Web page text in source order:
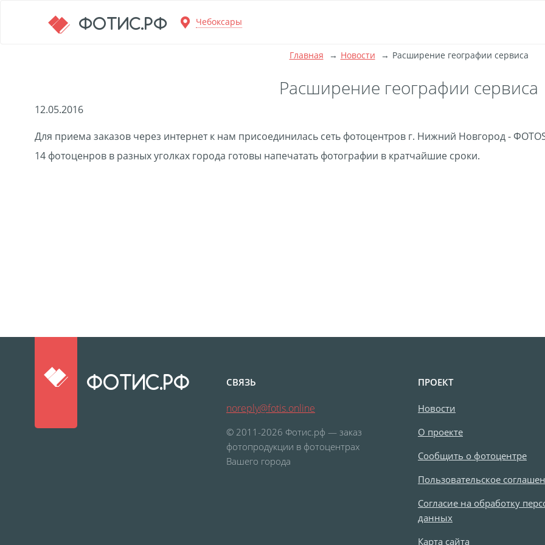
Перейти к основной информации
ФОТИС.РФ Чебоксары
Главная Новости Расширение географии сервиса
Расширение географии сервиса
12.05.2016
Для приема заказов через интернет к нам присоединилась сеть фотоцентров г. Нижний Новгород -
14 фотоценров в разных уголках города готовы напечатать фотографии в кратчайшие сроки.
ФОТИС.РФ СВЯЗЬ
noreply@fotis.online
© 2011-2026 Фотис.рф — заказ
фотопродукции в фотоцентрах
Вашего города
ПРОЕКТ
Новости
О проекте
Сообщить о фотоцентре
Пользовательское
Согласие на обработку
данных
Карта сайта